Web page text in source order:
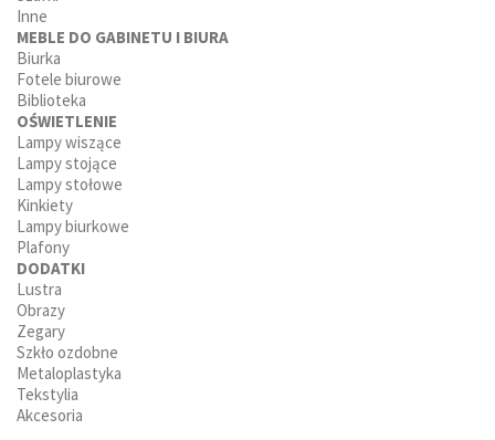
Inne
MEBLE DO GABINETU I BIURA
Biurka
Fotele biurowe
Biblioteka
OŚWIETLENIE
Lampy wiszące
Lampy stojące
Lampy stołowe
Kinkiety
Lampy biurkowe
Plafony
DODATKI
Lustra
Obrazy
Zegary
Szkło ozdobne
Metaloplastyka
Tekstylia
Akcesoria